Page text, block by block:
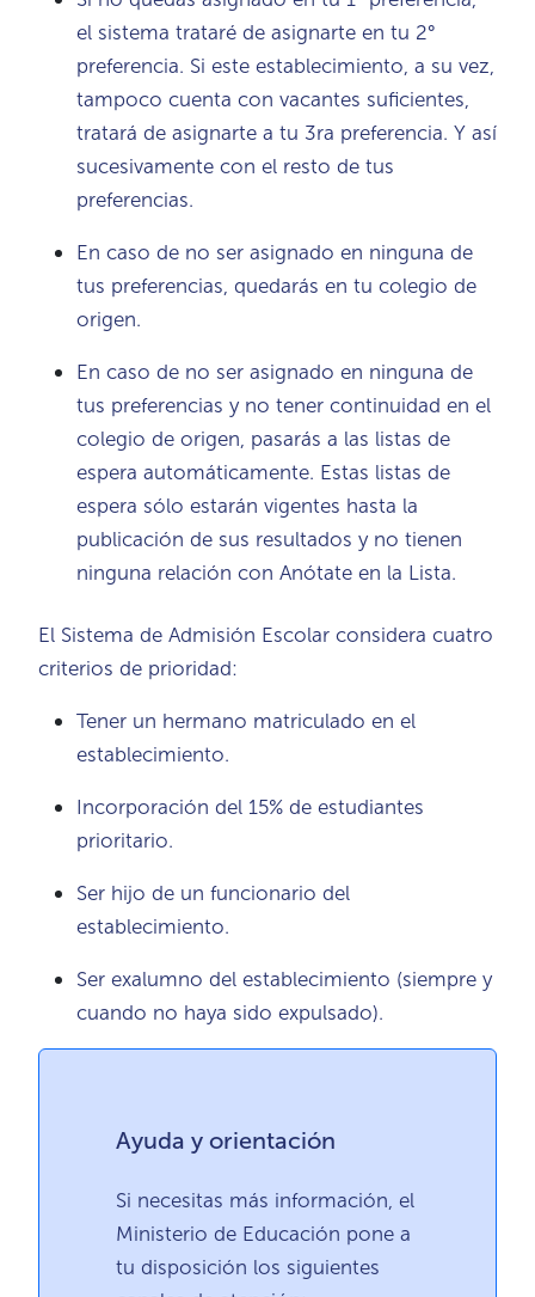
el sistema trataré de asignarte en tu 2°
preferencia. Si este establecimiento, a su vez,
tampoco cuenta con vacantes suficientes,
tratará de asignarte a tu 3ra preferencia. Y así
sucesivamente con el resto de tus
preferencias.
En caso de no ser asignado en ninguna de
tus preferencias, quedarás en tu colegio de
origen.
En caso de no ser asignado en ninguna de
tus preferencias y no tener continuidad en el
colegio de origen, pasarás a las listas de
espera automáticamente. Estas listas de
espera sólo estarán vigentes hasta la
publicación de sus resultados y no tienen
ninguna relación con Anótate en la Lista.
El Sistema de Admisión Escolar considera cuatro
criterios de prioridad:
Tener un hermano matriculado en el
establecimiento.
Incorporación del 15% de estudiantes
prioritario.
Ser hijo de un funcionario del
establecimiento.
Ser exalumno del establecimiento (siempre y
cuando no haya sido expulsado).
Ayuda y orientación
Si necesitas más información, el
Ministerio de Educación pone a
tu disposición los siguientes